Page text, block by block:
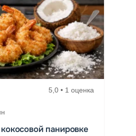
5,0 • 1 оценка
панировке